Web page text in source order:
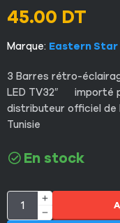
45.00 DT
Marque: Eastern Star
3 Barres rétro-
LED TV32″ importé
distributeur officiel de
Tunisie
En stock